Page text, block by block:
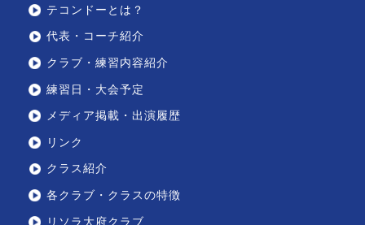
テコンドーとは？
代表・コーチ紹介
クラブ・練習内容紹介
練習日・大会予定
メディア掲載・出演履歴
リンク
クラス紹介
各クラブ・クラスの特徴
リソラ大府クラブ